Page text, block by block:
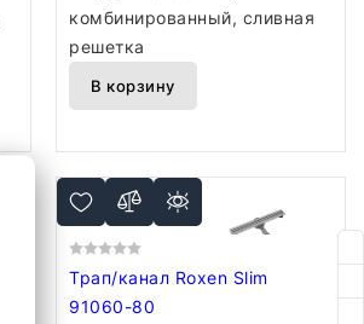
комбинированный, сливная
решетка
В корзину
Трап/канал Roxen Slim
91060-80